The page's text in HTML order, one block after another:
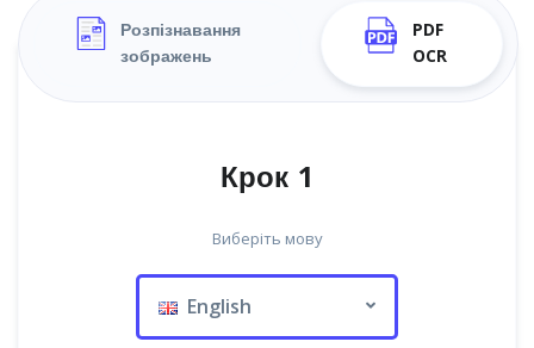
Розпізнавання
зображень
PDF
OCR
Крок 1
Виберіть мову
English